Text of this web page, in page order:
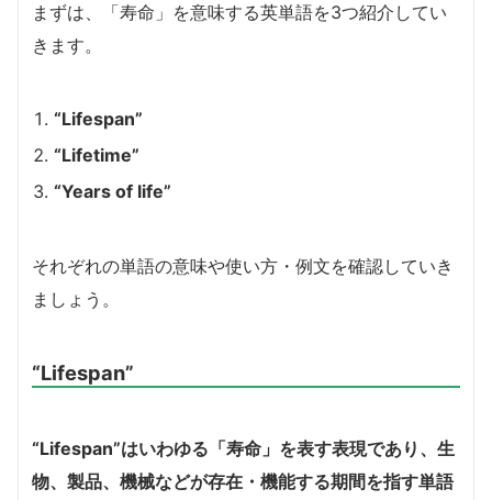
まずは、「寿命」を意味する英単語を3つ紹介してい
きます。
“Lifespan”
“Lifetime”
“Years of life”
それぞれの単語の意味や使い方・例文を確認していき
ましょう。
“Lifespan”
“Lifespan”はいわゆる「寿命」を表す表現であり、生
物、製品、機械などが存在・機能する期間を指す単語